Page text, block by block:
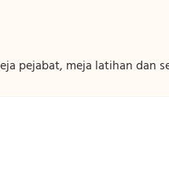
pejabat, meja latihan dan